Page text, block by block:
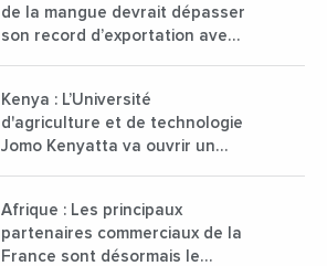
de la mangue devrait dépasser
son record d’exportation avec
Kenya : L’Université
d'agriculture et de technologie
Jomo Kenyatta va ouvrir un
sur son campus de Karen à
Nairobi dès janvier 2023
Afrique : Les principaux
partenaires commerciaux de la
France sont désormais le